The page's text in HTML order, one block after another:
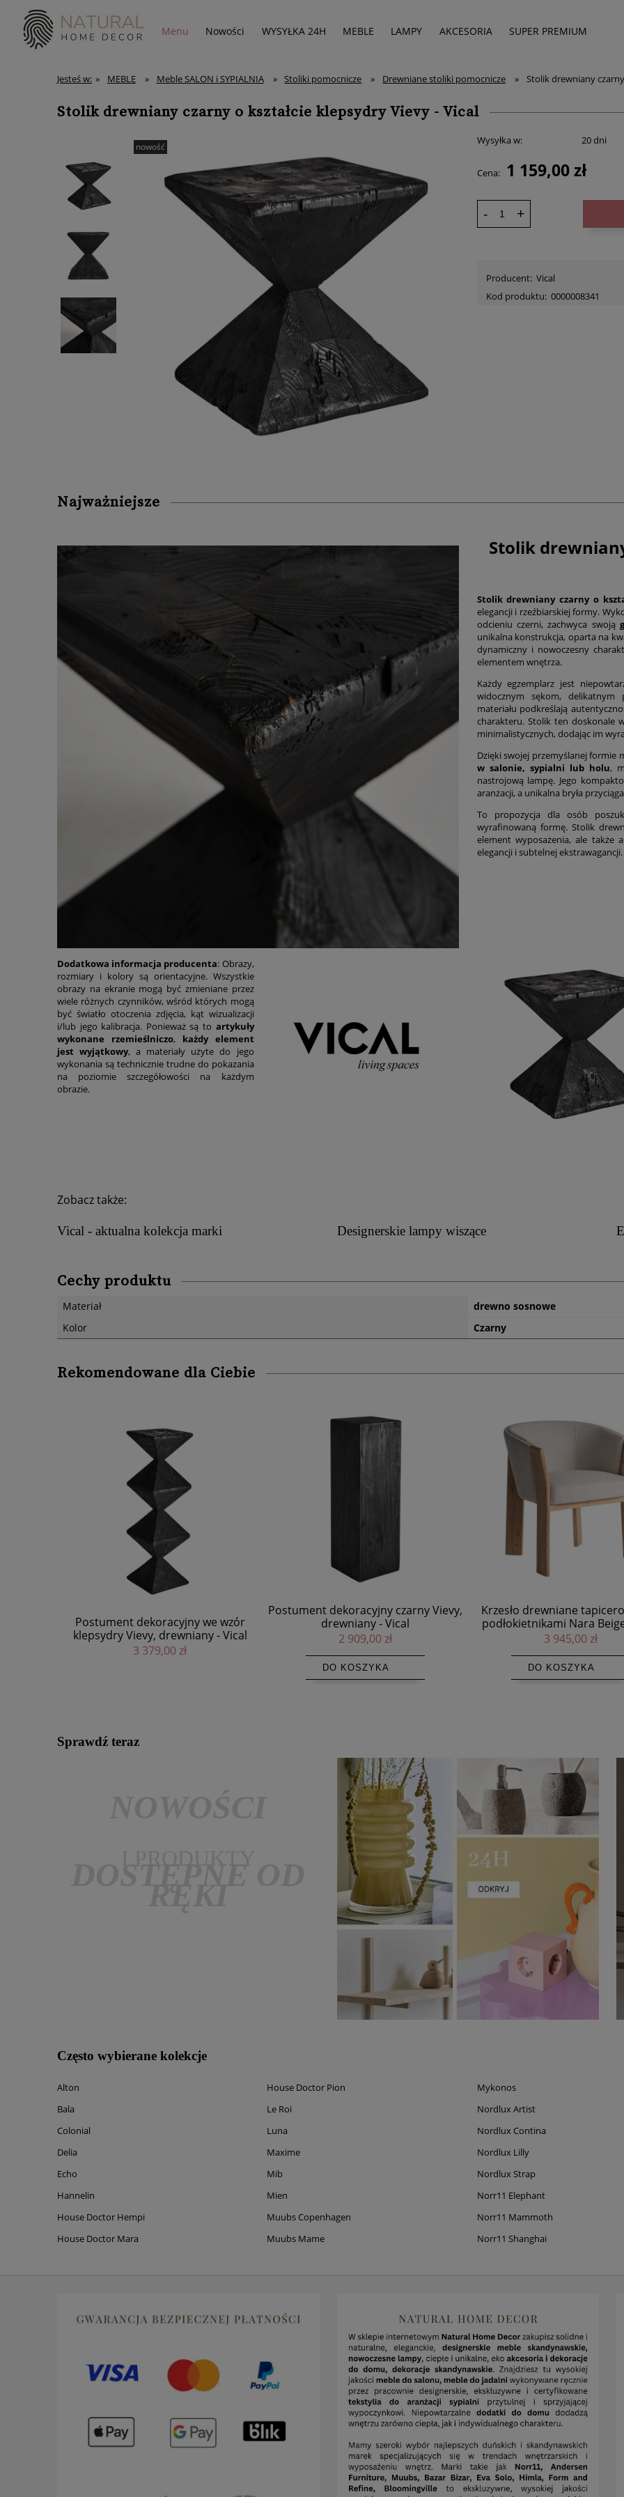
Menu Nowości WYSYŁKA 24H MEBLE LAMPY AKCESORIA SUPER PREMIUM
Jesteś w: » MEBLE » Meble SALON i SYPIALNIA » Stoliki pomocnicze » Drewniane stoliki pomocnicze » Stolik drewniany
Stolik drewniany czarny o kształcie klepsydry Vievy - Vical
nowość
Wysyłka w: 20 dni
Cena: 1 159,00 zł
- +
Producent: Vical
Kod produktu: 0000008341
Najważniejsze
Stolik
Stolik drewniany czarny o
elegancji i rzeźbiarskiej formy.
odcieniu czerni, zachwyca swoją
unikalna konstrukcja, oparta na
dynamiczny i nowoczesny
elementem wnętrza.
Każdy egzemplarz jest
widocznym sękom, delikatnym
materiału podkreślają
charakteru. Stolik ten doskonale
minimalistycznych, dodając im
Dzięki swojej przemyślanej formie
w salonie, sypialni lub holu,
nastrojową lampę. Jego
aranżacji, a unikalna bryła
To propozycja dla osób
wyrafinowaną formę. Stolik
element wyposażenia, ale także
elegancji i subtelnej ekstrawagancji.
Dodatkowa informacja producenta: Obrazy,
rozmiary i kolory są orientacyjne. Wszystkie
obrazy na ekranie mogą być zmieniane przez
wiele różnych czynników, wśród których mogą
być światło otoczenia zdjęcia, kąt wizualizacji
i/lub jego kalibracja. Ponieważ są to artykuły
wykonane rzemieślniczo, każdy element
jest wyjątkowy, a materiały użyte do jego
wykonania są technicznie trudne do pokazania
na poziomie szczegółowości na każdym
obrazie.
Zobacz także:
Vical - aktualna kolekcja marki Designerskie lampy wiszące
Cechy produktu
Materiał
drewno sosnowe
Kolor
Czarny
Rekomendowane dla Ciebie
drewniany - Vical
2 909,00 zł
Krzesło drewniane tapicerowane z
podłokietnikami Nara Beige - Vical
3 945,00 zł
DO KOSZYKA
Lampa stołowa Cannes,
Lighting
699,00 zł
DO KOSZYKA
Sprawdź teraz
Często wybierane kolekcje
Alton
Bala
Colonial
Delia
Echo
Hannelin
House Doctor Hempi
House Doctor Mara
House Doctor Pion
Le Roi
Luna
Maxime
Mib
Mien
Muubs Copenhagen
Muubs Mame
Mykonos
Nordlux Artist
Nordlux Contina
Nordlux Lilly
Nordlux Strap
Norr11 Elephant
Norr11 Mammoth
Norr11 Shanghai